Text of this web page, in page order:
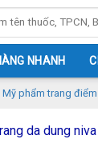
NHANH
Mỹ phẩm trang điểm